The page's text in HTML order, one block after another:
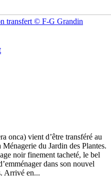
transfert © F-G Grandin
onca) vient d’être transféré au
du Jardin des Plantes.
noir finement tacheté, le bel
dans son nouvel
Arrivé en...